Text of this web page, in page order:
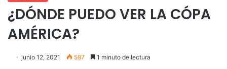
¿DÓNDE PUEDO VER LA CÓPA
AMÉRICA?
junio 12, 2021 587 1 minuto de lectura